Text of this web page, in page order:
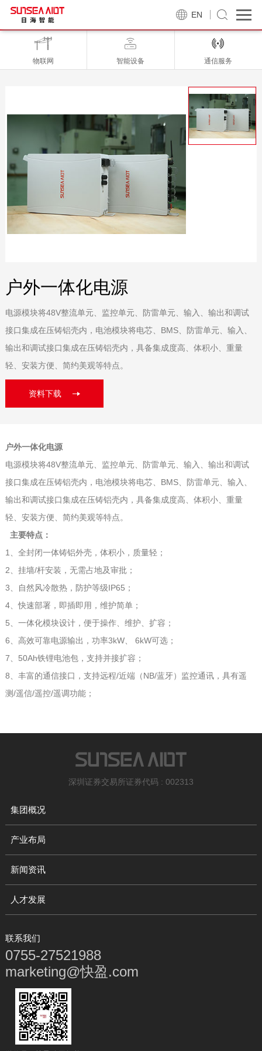
EN
物联网 智能设备 通信服务
户外一体化电源
电源模块将48V整流单元、监控单元、防雷单元、输入、输出和调试
接口集成在压铸铝壳内，电池模块将电芯、BMS、防雷单元、输入、
输出和调试接口集成在压铸铝壳内，具备集成度高、体积小、重量
轻、安装方便、简约美观等特点。
资料下载
户外一体化电源
电源模块将48V整流单元、监控单元、防雷单元、输入、输出和调试
接口集成在压铸铝壳内，电池模块将电芯、BMS、防雷单元、输入、
输出和调试接口集成在压铸铝壳内，具备集成度高、体积小、重量
轻、安装方便、简约美观等特点。
主要特点：
1、全封闭一体铸铝外壳，体积小，质量轻；
2、挂墙/杆安装，无需占地及审批；
3、自然风冷散热，防护等级IP65；
4、快速部署，即插即用，维护简单；
5、一体化模块设计，便于操作、维护、扩容；
6、高效可靠电源输出，功率3kW、 6kW可选；
7、50Ah铁锂电池包，支持并接扩容；
8、丰富的通信接口，支持远程/近端（NB/蓝牙）监控通讯，具有遥
测/遥信/遥控/遥调功能；
深圳证券交易所证券代码 : 002313
集团概况
产业布局
新闻资讯
人才发展
联系我们
0755-27521988
marketing@快盈.com